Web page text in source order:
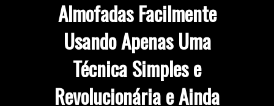
Almofadas Facilmente
Usando Apenas Uma
Técnica Simples e
Revolucionária e Ainda